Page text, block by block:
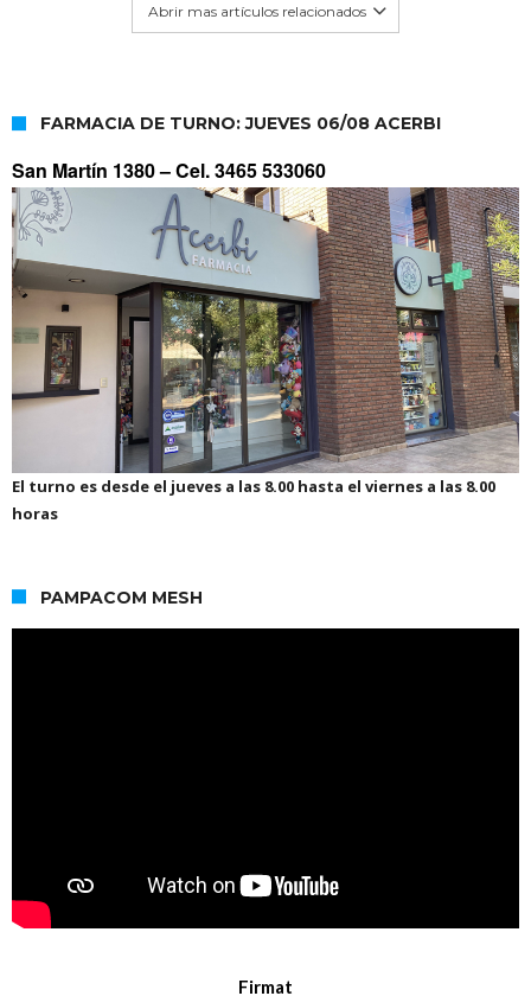
Abrir mas artículos relacionados
FARMACIA DE TURNO: JUEVES 06/08 ACERBI
San Martín 1380 –Cel. 3465 533060
El turno es desde el jueves a las 8.00 hasta el viernes a las 8.00
horas
PAMPACOM MESH
Firmat